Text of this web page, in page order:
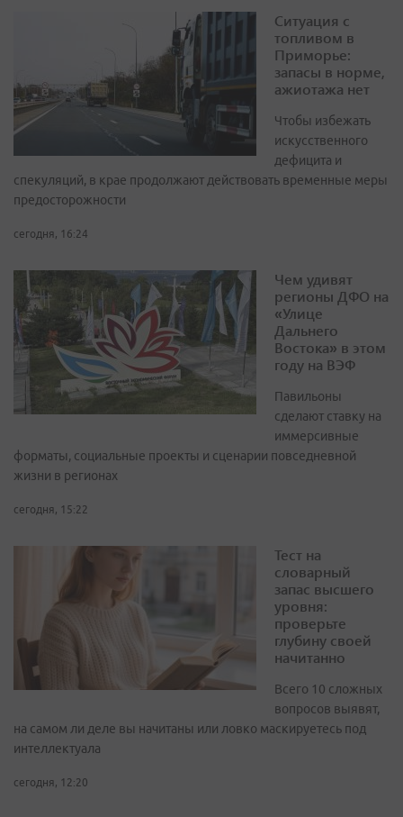
Ситуация с
топливом в
Приморье:
запасы в норме,
ажиотажа нет
Чтобы избежать
искусственного
дефицита и
спекуляций, в крае продолжают действовать временные меры
предосторожности
сегодня, 16:24
Чем удивят
регионы ДФО на
«Улице
Дальнего
Востока» в этом
году на ВЭФ
Павильоны
сделают ставку на
иммерсивные
форматы, социальные проекты и сценарии повседневной
жизни в регионах
сегодня, 15:22
Тест на
словарный
запас высшего
уровня:
проверьте
глубину своей
начитанно
Всего 10 сложных
вопросов выявят,
на самом ли деле вы начитаны или ловко маскируетесь под
интеллектуала
сегодня, 12:20